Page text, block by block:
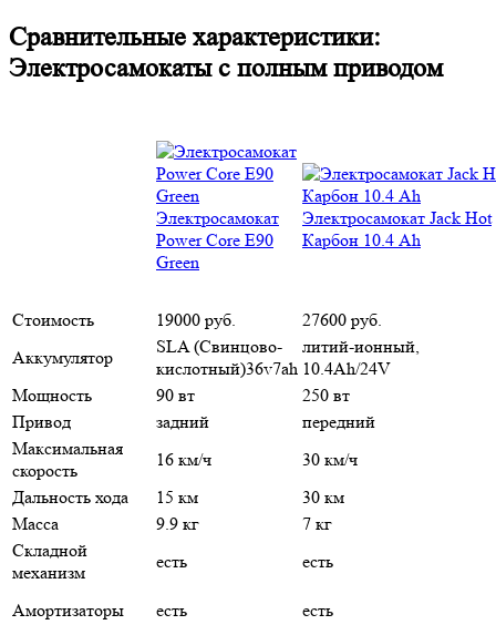
Сравнительные характеристики:
Электросамокаты с полным приводом
Электросамокат
Power Core E90
Green
Электросамокат Jack Hot
Карбон 10.4 Ah
Стоимость 19000 руб.
27600 руб.
Аккумулятор
SLA (Свинцово-
кислотный)36v7ah
литий-ионный,
10.4Ah/24V
Мощность
90 вт
250 вт
Привод
задний
передний
Максимальная
скорость
16 км/ч
30 км/ч
Дальность хода
15 км
30 км
Масса
9.9 кг
7 кг
Складной
механизм
есть есть
Амортизаторы есть
есть